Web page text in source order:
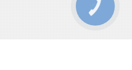
КНОПКА
ЗВ'ЯЗКУ